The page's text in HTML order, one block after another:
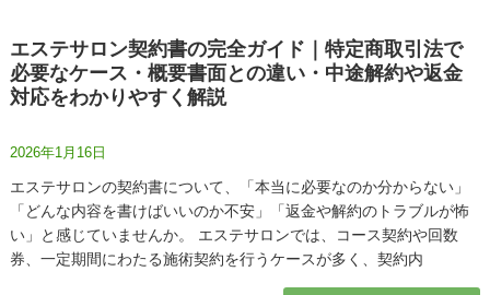
エステサロン契約書の完全ガイド｜特定商取引法で
必要なケース・概要書面との違い・中途解約や返金
対応をわかりやすく解説
2026年1月16日
エステサロンの契約書について、「本当に必要なのか分からない」
「どんな内容を書けばいいのか不安」「返金や解約のトラブルが怖
い」と感じていませんか。 エステサロンでは、コース契約や回数
券、一定期間にわたる施術契約を行うケースが多く、契約内